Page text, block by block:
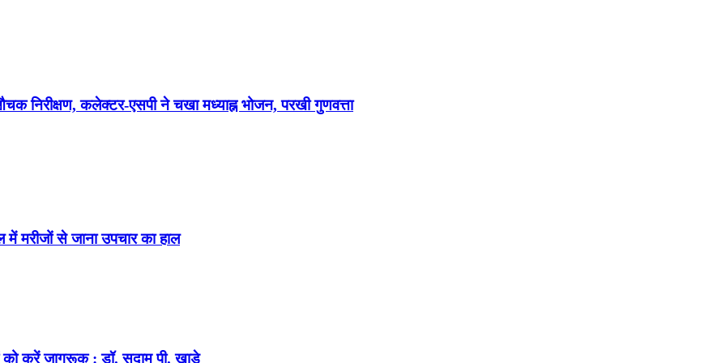
कलेक्टर-एसपी ने चखा मध्याह्न भोजन, परखी गुणवत्ता
मरीजों से जाना उपचार का हाल
करें जागरूक : डॉ. सुदाम पी. खाड़े